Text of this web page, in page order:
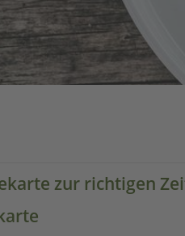
zur richtigen